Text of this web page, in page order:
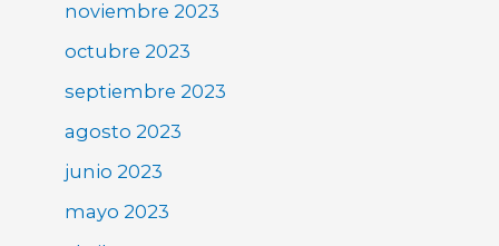
noviembre 2023
octubre 2023
septiembre 2023
agosto 2023
junio 2023
mayo 2023